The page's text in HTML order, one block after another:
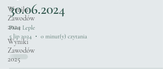
Wyniki
Zawodów
2024
Wyniki
Zawodów
2025
30.06.2024
Piotr Leple
5 lip 2024
0 minut(y) czytania